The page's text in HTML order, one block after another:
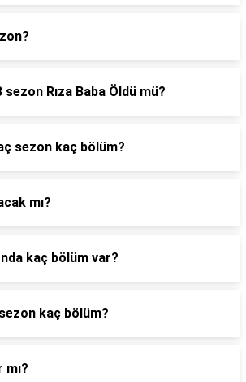
Rıza Baba Öldü mü?
sezon kaç bölüm?
mı?
kaç bölüm var?
kaç bölüm?